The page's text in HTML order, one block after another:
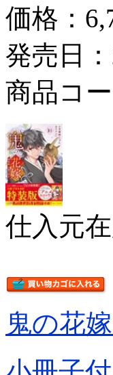
価格：
発売日
商品コ
仕入元
鬼の花